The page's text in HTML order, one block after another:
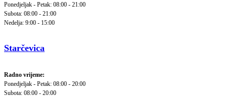
Ponedjeljak - Petak: 08:00 - 21:00
Subota: 08:00 - 21:00
Nedelja: 9:00 - 15:00
Starčevica
Radno vrijeme:
Ponedjeljak - Petak: 08:00 - 20:00
Subota: 08:00 - 20:00